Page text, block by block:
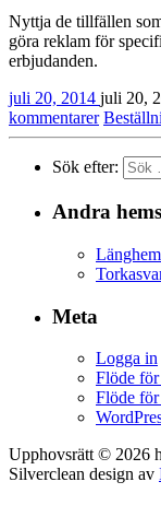
Nyttja de tillfällen
göra reklam för
erbjudanden.
juli 20, 2014 juli 20,
kommentarer
Sök efter:
Andra
Meta
Logga in
Flöde
Flöde
Upphovsrätt © 2026
Silverclean design av